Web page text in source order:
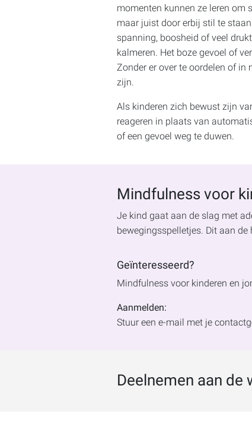
momenten kunnen ze leren om
maar juist door erbij stil te
spanning, boosheid of veel
kalmeren. Het boze gevoel of
Zonder er over te oordelen of in
zijn.
Als kinderen zich bewust zijn
reageren in plaats van
of een gevoel weg te duwen.
Mindfulness voor
Je kind gaat aan de slag met
bewegingsspelletjes. Dit aan
Geïnteresseerd?
Mindfulness voor kinderen en
Aanmelden:
Stuur een e-mail met je
Deelnemen aan